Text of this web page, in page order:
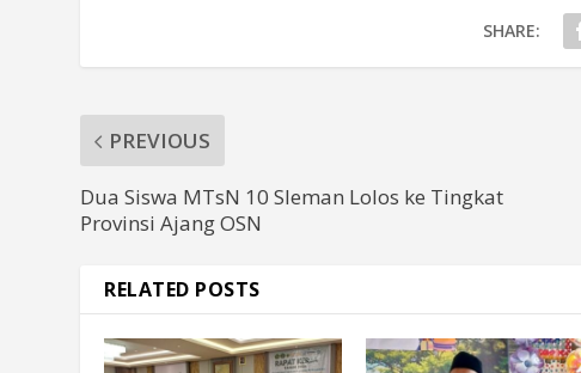
SHARE:
PREVIOUS
Dua Siswa MTsN 10 Sleman Lolos ke Tingkat
Provinsi Ajang OSN
RELATED POSTS